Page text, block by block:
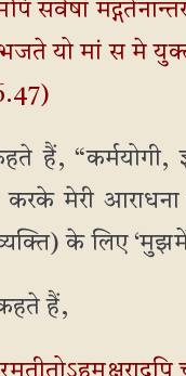
सर्वेषां
यो मां स मे
हैं, “कर्मयोगी,
करके मेरी
के लिए
हैं,